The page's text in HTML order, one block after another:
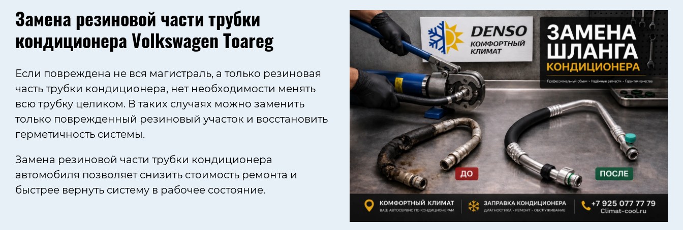
Замена резиновой части трубки
кондиционера Volkswagen Toareg
Если повреждена не вся магистраль, а только резиновая
часть трубки кондиционера, нет необходимости менять
всю трубку целиком. В таких случаях можно заменить
только поврежденный резиновый участок и восстановить
герметичность системы.
Замена резиновой части трубки кондиционера
автомобиля позволяет снизить стоимость ремонта и
быстрее вернуть систему в рабочее состояние.